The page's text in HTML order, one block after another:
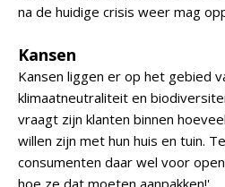
na de huidige crisis weer mag
Kansen
Kansen liggen er op het gebied
klimaatneutraliteit en
vraagt zijn klanten binnen
willen zijn met hun huis en tuin.
consumenten daar wel voor
hoe ze dat moeten aanpakken!'